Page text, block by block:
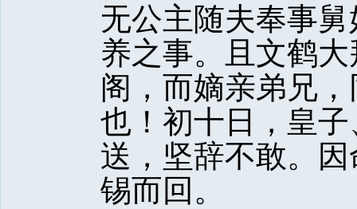
无公主随夫奉事
养之事。且文鹤
阁，而嫡亲弟兄
也！初十日，皇
送，坚辞不敢。
锡而回。